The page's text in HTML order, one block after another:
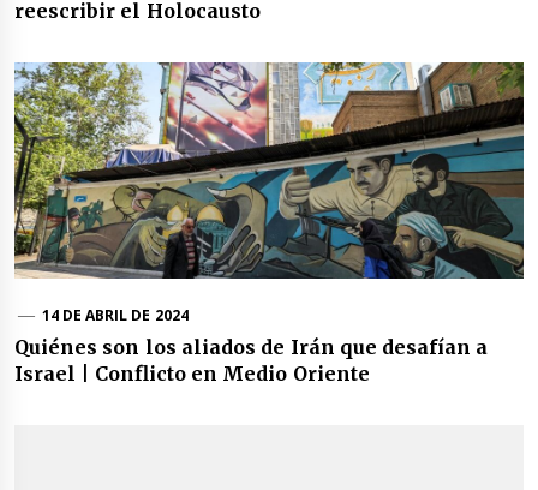
reescribir el Holocausto
14 DE ABRIL DE 2024
Quiénes son los aliados de Irán que desafían a
Israel | Conflicto en Medio Oriente